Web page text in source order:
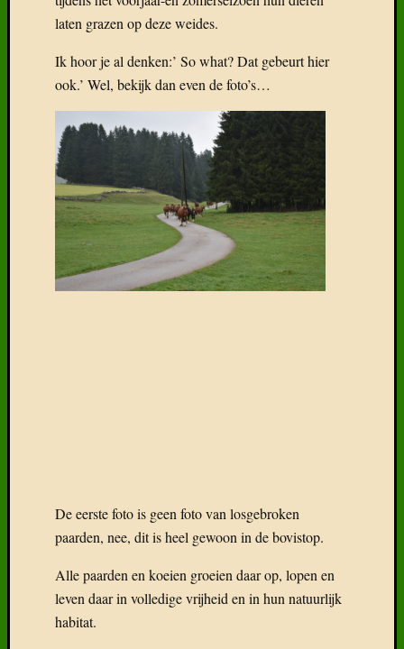
laten grazen op deze weides.
Ik hoor je al denken:’ So what? Dat gebeurt hier
ook.’ Wel, bekijk dan even de foto’s…
De eerste foto is geen foto van losgebroken
paarden, nee, dit is heel gewoon in de bovistop.
Alle paarden en koeien groeien daar op, lopen en
leven daar in volledige vrijheid en in hun natuurlijk
habitat.